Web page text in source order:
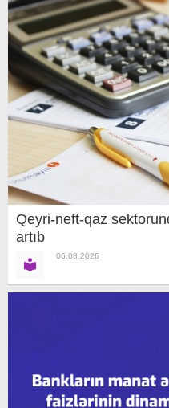
Qeyri-neft-qaz
artıb
06.08.2026